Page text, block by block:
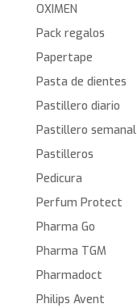
OXIMEN
Pack regalos
Papertape
Pasta de dientes
Pastillero diario
Pastillero semanal
Pastilleros
Pedicura
Perfum Protect
Pharma Go
Pharma TGM
Pharmadoct
Philips Avent